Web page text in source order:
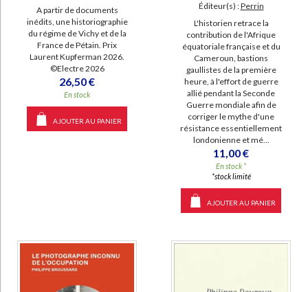
A partir de documents
inédits, une historiographie
du régime de Vichy et de la
France de Pétain. Prix
Laurent Kupferman 2026.
©Electre 2026
26,50 €
En stock
AJOUTER AU PANIER
Éditeur(s) :Perrin
L'historien retrace la
contribution de l'Afrique
équatoriale française et du
Cameroun, bastions
gaullistes de la première
heure, à l'effort de guerre
allié pendant la Seconde
Guerre mondiale afin de
corriger le mythe d'une
résistance essentiellement
londonienne et mé...
11,00 €
En stock *
*stock limité
AJOUTER AU PANIER